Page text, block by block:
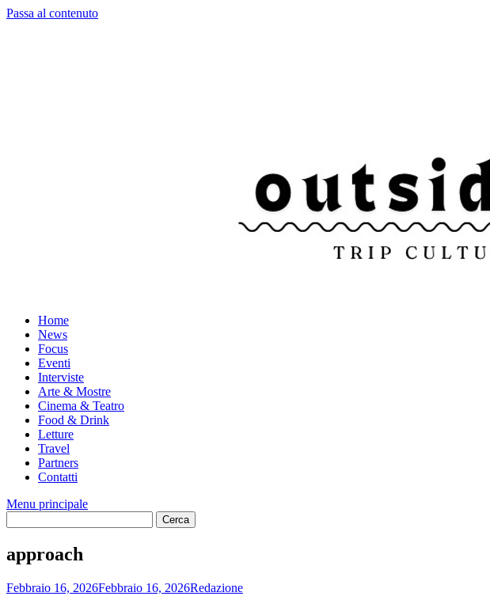
Passa al contenuto
Home
News
Focus
Eventi
Interviste
Arte & Mostre
Cinema & Teatro
Food & Drink
Letture
Travel
Partners
Contatti
Menu principale
approach
Febbraio 16, 2026Febbraio 16, 2026Redazione